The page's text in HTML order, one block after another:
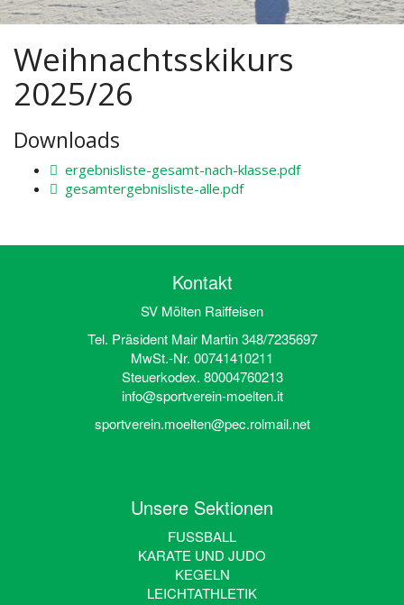
Weihnachtsskikurs
2025/26
Downloads
ergebnisliste-gesamt-nach-klasse.pdf
gesamtergebnisliste-alle.pdf
Kontakt
SV Mölten Raiffeisen
Tel. Präsident Mair Martin 348/7235697
MwSt.-Nr. 00741410211
Steuerkodex. 80004760213
info@sportverein-moelten.it
sportverein.moelten@pec.rolmail.net
Unsere Sektionen
FUSSBALL
KARATE UND JUDO
KEGELN
LEICHTATHLETIK